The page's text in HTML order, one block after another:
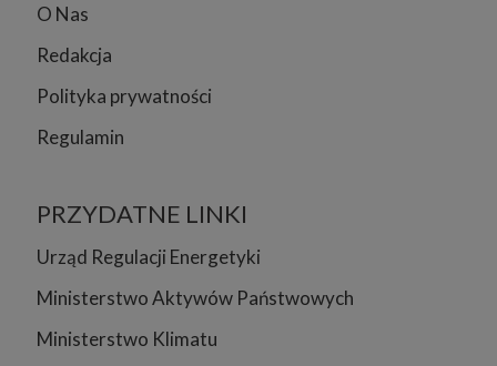
O Nas
Redakcja
Polityka prywatności
Regulamin
PRZYDATNE LINKI
Urząd Regulacji Energetyki
Ministerstwo Aktywów Państwowych
Ministerstwo Klimatu